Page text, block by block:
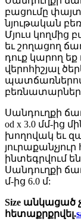
բացումը
նյութական
Մյուս կողմից
եւ շողացող
դուք կարող
վերոհիշյալ
պատճառներով,
Սանդուղքի
od x 3.0 մմ-ից
խողովակ եւ
ինտեգրվում
Սանդուղքի
մ-ից 6.0 մ:
Size անկացած
հետաքրքրվել.